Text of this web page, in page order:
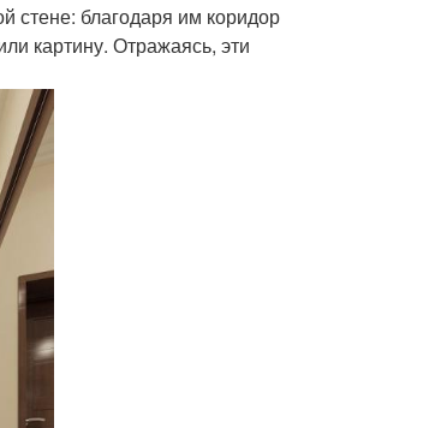
стене: благодаря им коридор
картину. Отражаясь, эти